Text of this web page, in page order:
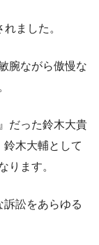
ました。
腕ながら傲慢な
だった鈴木大貴
鈴木大輔として
ります。
訟をあらゆる